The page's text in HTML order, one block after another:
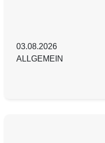
03.08.2026
ALLGEMEIN